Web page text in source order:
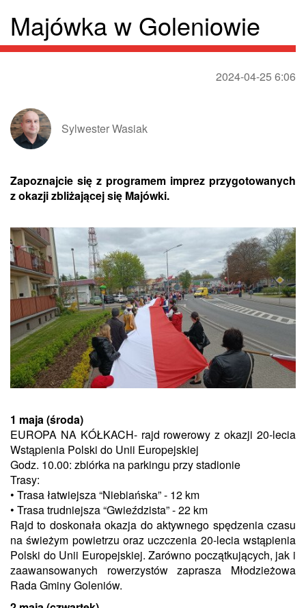
Majówka w Goleniowie
2024-04-25 6:06
Sylwester Wasiak
Zapoznajcie się z programem imprez przygotowanych
z okazji zbliżającej się Majówki.
1 maja (środa)
EUROPA NA KÓŁKACH- rajd rowerowy z okazji 20-lecia
Wstąpienia Polski do Unii Europejskiej
Godz. 10.00: zbiórka na parkingu przy stadionie
Trasy:
• Trasa łatwiejsza “Niebiańska” - 12 km
• Trasa trudniejsza “Gwieździsta” - 22 km
Rajd to doskonała okazja do aktywnego spędzenia czasu
na świeżym powietrzu oraz uczczenia 20-lecia wstąpienia
Polski do Unii Europejskiej. Zarówno początkujących, jak i
zaawansowanych rowerzystów zaprasza Młodzieżowa
Rada Gminy Goleniów.